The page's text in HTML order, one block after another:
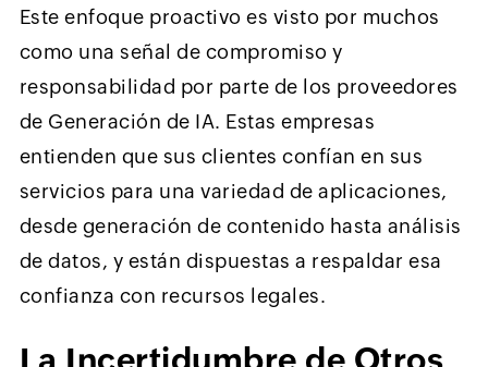
Este enfoque proactivo es visto por muchos
como una señal de compromiso y
responsabilidad por parte de los proveedores
de Generación de IA. Estas empresas
entienden que sus clientes confían en sus
servicios para una variedad de aplicaciones,
desde generación de contenido hasta análisis
de datos, y están dispuestas a respaldar esa
confianza con recursos legales.